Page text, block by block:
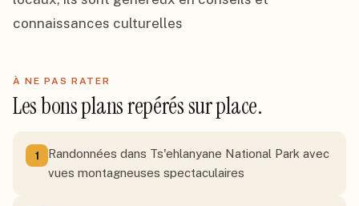
connaissances culturelles
À NE PAS RATER
Les bons plans repérés sur place.
1
Randonnées dans Ts'ehlanyane National Park avec
vues montagneuses spectaculaires